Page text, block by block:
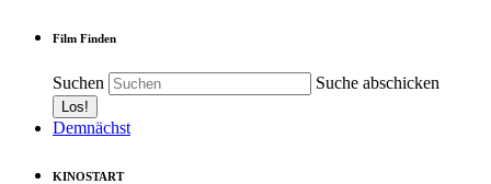
Film Finden
Suchen Suche abschicken
Demnächst
KINOSTART